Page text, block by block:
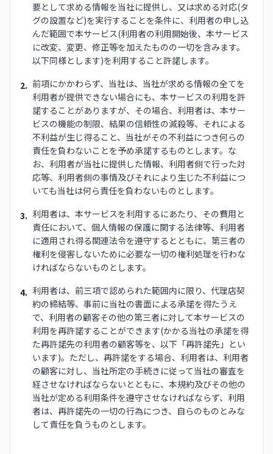
要として求める情報を当社に提供し、又は求める対応(タ
グの設置など)を実行することを条件に、利用者の申し込
んだ範囲で本サービス(利用者の利用開始後、本サービス
に改変、変更、修正等を加えたものの一切を含みます。
以下同様とします)を利用すること許諾します。
2. 前項にかかわらず、当社は、当社が求める情報の全てを
利用者が提供できない場合にも、本サービスの利用を許
諾することがありますが、その場合、利用者は、本サー
ビスの機能の制限、結果の信頼性の減殺等、それによる
不利益が生じ得ること、当社がその不利益につき何らの
責任を負わないことを予め承諾するものとします。な
お、利用者が当社に提供した情報、利用者側で行った対
応等、利用者側の事情及びそれにより生じた不利益につ
いても当社は何ら責任を負わないものとします。
3. 利用者は、本サービスを利用するにあたり、その費用と
責任において、個人情報の保護に関する法律等、利用者
に適用され得る関連法令を遵守するとともに、第三者の
権利を侵害しないために必要な一切の権利処理を行わな
ければならないものとします。
4. 利用者は、前三項で認められた範囲内に限り、代理店契
約の締結等、事前に当社の書面による承諾を得たうえ
で、利用者の顧客その他の第三者に対して本サービスの
利用を再許諾することができます(かかる当社の承諾を得
た再許諾先の利用者の顧客等を、以下「再許諾先」とい
います)。ただし、再許諾をする場合、利用者は、利用者
の顧客に対し、当社所定の手続きに従って当社の審査を
経させなければならないとともに、本規約及びその他の
当社が定める利用条件を遵守させなければならず、利用
者は、再許諾先の一切の行為につき、自らのものとみな
して責任を負うものとします。